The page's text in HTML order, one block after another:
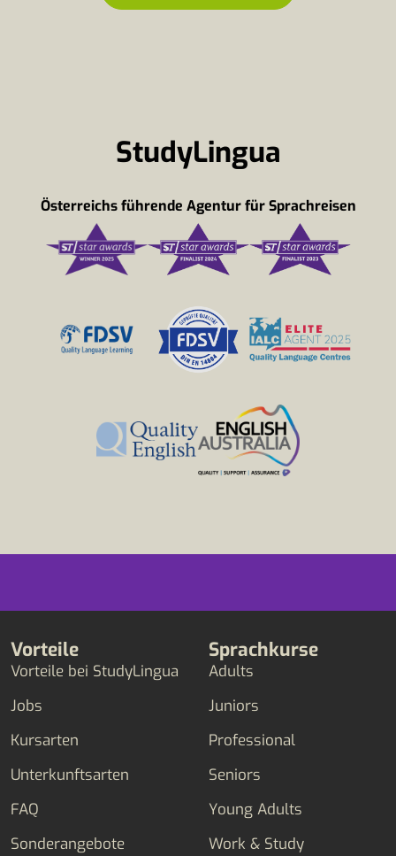
StudyLingua
Österreichs führende Agentur für Sprachreisen
Vorteile
Vorteile bei StudyLingua
Jobs
Kursarten
Unterkunftsarten
FAQ
Sonderangebote
Sprachkurse
Adults
Juniors
Professional
Seniors
Young Adults
Work & Study